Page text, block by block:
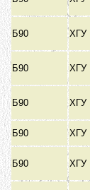
Б90 ХГУ
Б90 ХГУ
Б90 ХГУ
Б90
ХГУ
Б90 ХГУ